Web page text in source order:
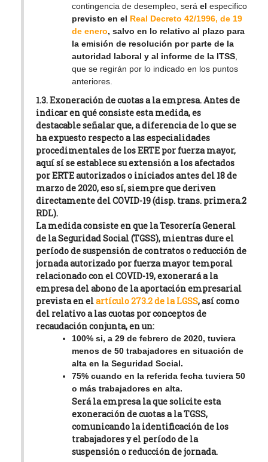
contingencia de desempleo, será el especifico
previsto en el Real Decreto 42/1996, de 19
de enero, salvo en lo relativo al plazo para
la emisión de resolución por parte de la
autoridad laboral y al informe de la ITSS
que se regirán por lo indicado en los puntos
anteriores.
1.3. Exoneración de cuotas a la empresa.Antes de
indicar en qué consiste esta medida, es
destacable señalar que, a diferencia de lo que se
ha expuesto respecto a las especialidades
procedimentales de los ERTE por fuerza mayor,
aquí sí se establece suextensión a los afectados
por ERTE autorizados o iniciados antes del 18 de
marzo de 2020, eso sí, siempreque deriven
directamente del COVID-19(disp. trans. primera.2
RDL).
La medida consiste en que la Tesorería General
de la Seguridad Social (TGSS), mientras dure el
período de suspensión de contratos o reducción de
jornada autorizado por fuerza mayor temporal
relacionado con el COVID-19, exonerará a la
empresa del abono de laaportación empresarial
prevista en elartículo 273.2 de la LGSS, así como
del relativo a las cuotas por conceptos de
recaudación conjunta, en un:
100% si, a 29 de febrero de 2020, tuviera
menos de 50 trabajadores en situación de
alta en la Seguridad Social.
75% cuando en la referida fecha tuviera 50
o más trabajadores en alta.
Será la empresa la que solicite esta
exoneración de cuotas a la TGSS,
comunicando la identificación de los
trabajadores y el período de la
suspensión o reducción de jornada.